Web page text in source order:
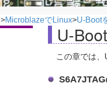
>MicroblazeでLinux>U-Boot
U-
この章では